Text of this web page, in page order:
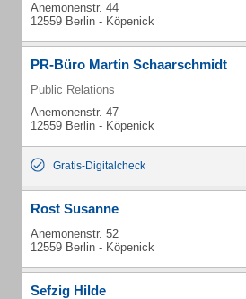
Anemonenstr. 44
12559 Berlin - Köpenick
PR-Büro Martin Schaarschmidt
Public Relations
Anemonenstr. 47
12559 Berlin - Köpenick
Gratis-Digitalcheck
Rost Susanne
Anemonenstr. 52
12559 Berlin - Köpenick
Sefzig Hilde